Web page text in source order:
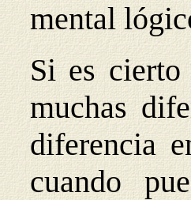
mental
Si es cierto
muchas
diferencia
cuando